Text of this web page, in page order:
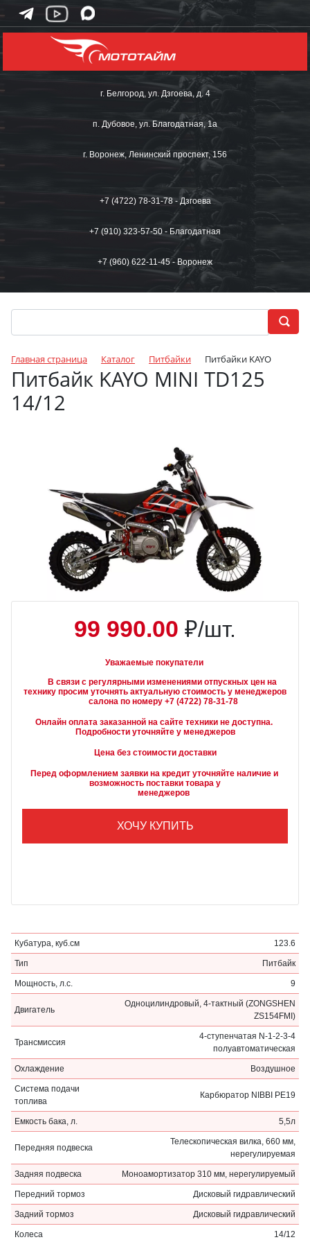
г. Белгород, ул. Дзгоева, д. 4
п. Дубовое, ул. Благодатная, 1а
г. Воронеж, Ленинский проспект, 156
+7 (4722) 78-31-78 - Дзгоева
+7 (910) 323-57-50 - Благодатная
+7 (960) 622-11-45 - Воронеж
Главная страница Каталог Питбайки Питбайки KAYO
Питбайк KAYO MINI TD125
14/12
99 990.00 ₽/шт.
Уважаемые покупатели
технику просим уточнять актуальную стоимость у менеджеров
Онлайн оплата заказанной на сайте техники не доступна.
Подробности уточняйте у менеджеров
Цена без стоимости доставки
Перед оформлением заявки на кредит уточняйте наличие и
возможность поставки товара у
        менеджеров
ХОЧУ КУПИТЬ
Кубатура, куб.см 123.6
Тип Питбайк
Мощность, л.с. 9
Двигатель
Одноцилиндровый, 4-тактный (ZONGSHEN
ZS154FMI)
Трансмиссия
4-ступенчатая N-1-2-3-4
полуавтоматическая
Охлаждение Воздушное
Система подачи
топлива
Карбюратор NIBBI PE19
Емкость бака, л. 5,5л
Передняя подвеска
Телескопическая вилка, 660 мм,
нерегулируемая
Задняя подвеска Моноамортизатор 310 мм, нерегулируемый
Передний тормоз Дисковый гидравлический
Задний тормоз Дисковый гидравлический
Колеса 14/12